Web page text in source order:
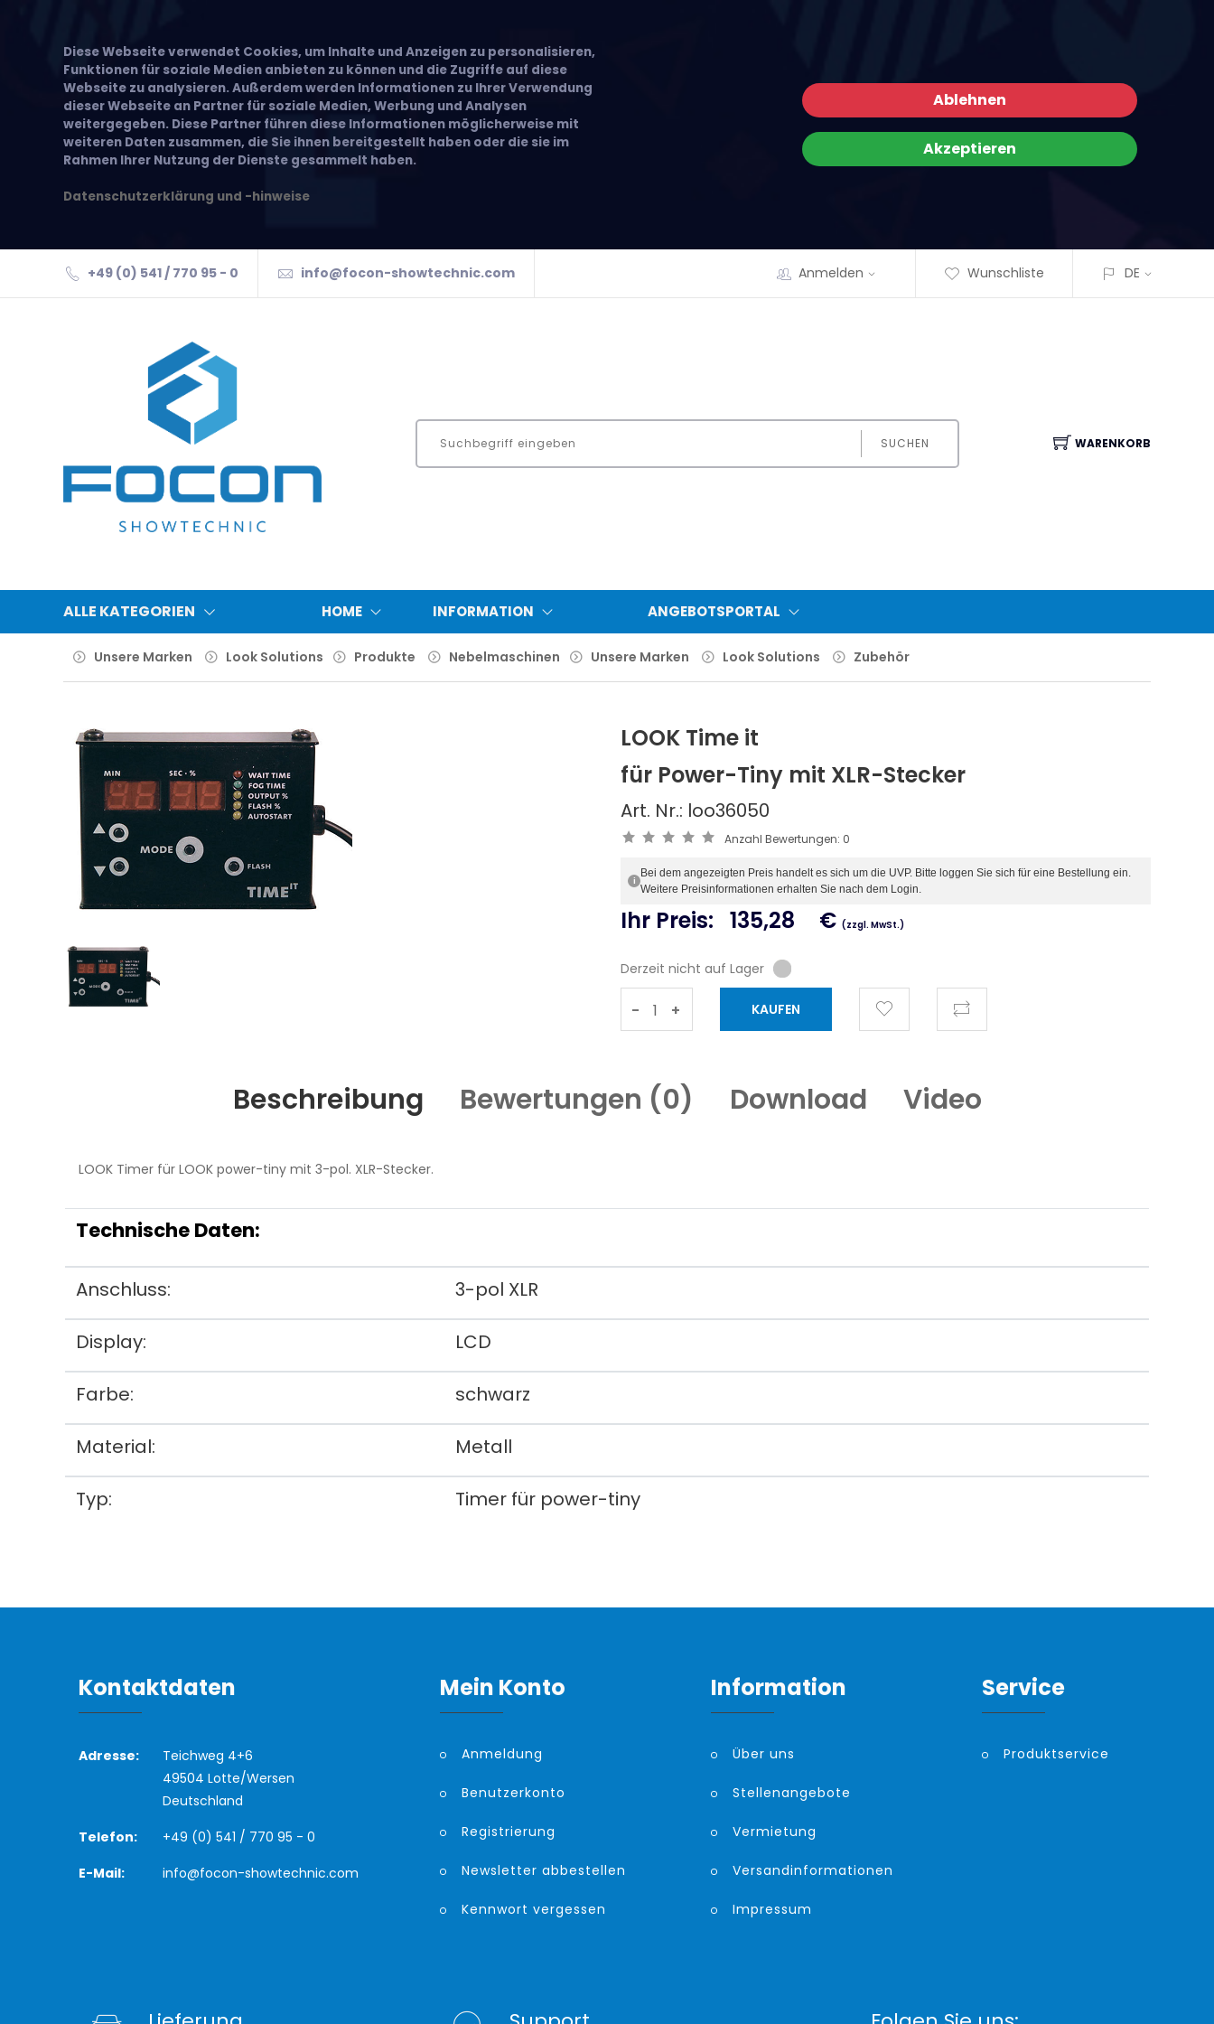
Diese Webseite verwendet Cookies, um Inhalte und Anzeigen zu personalisieren,
Funktionen für soziale Medien anbieten zu können und die Zugriffe auf diese
Webseite zu analysieren. Außerdem werden Informationen zu Ihrer Verwendung
dieser Webseite an Partner für soziale Medien, Werbung und Analysen
weitergegeben. Diese Partner führen diese Informationen möglicherweise mit
weiteren Daten zusammen, die Sie ihnen bereitgestellt haben oder die sie im
Rahmen Ihrer Nutzung der Dienste gesammelt haben.
Datenschutzerklärung und -hinweise
Ablehnen
Akzeptieren
+49 (0) 541 / 770 95 - 0 info@focon-showtechnic.com Anmelden Wunschliste DE
SUCHEN WARENKORB
ALLE KATEGORIEN HOME INFORMATION ANGEBOTSPORTAL
Unsere Marken Look Solutions Produkte Nebelmaschinen Unsere Marken Look Solutions Zubehör
LOOK Time it
für Power-Tiny mit XLR-Stecker
Art. Nr.: loo36050
Anzahl Bewertungen: 0
i
Bei dem angezeigten Preis handelt es sich um die UVP. Bitte loggen Sie sich für eine Bestellung ein.
Weitere Preisinformationen erhalten Sie nach dem Login.
Ihr Preis: 135,28 € (zzgl. MwSt.)
Derzeit nicht auf Lager
- +
Beschreibung Bewertungen (0) Download Video
LOOK Timer für LOOK power-tiny mit 3-pol. XLR-Stecker.
Technische Daten:
Anschluss: 3-pol XLR
Display: LCD
Farbe: schwarz
Material: Metall
Typ: Timer für power-tiny
Kontaktdaten
Adresse:
Teichweg 4+6
49504 Lotte/Wersen
Deutschland
Telefon:
+49 (0) 541 / 770 95 - 0
E-Mail:
info@focon-showtechnic.com
Mein Konto
Anmeldung
Benutzerkonto
Registrierung
Newsletter abbestellen
Kennwort vergessen
Information
Über uns
Stellenangebote
Vermietung
Versandinformationen
Impressum
Service
Produktservice